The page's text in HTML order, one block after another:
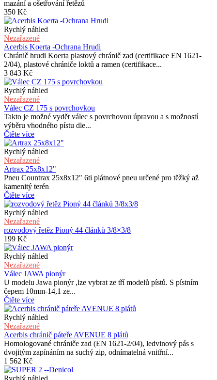
mazání a ošetřování řetězů
350 Kč
Rychlý náhled
Nezařazené
Acerbis Koerta -Ochrana Hrudi
Chránič hrudi Koerta plastový chránič zad (certifikace EN 1621-
2/04), plastové chrániče loktů a ramen (certifikace...
3 843 Kč
Rychlý náhled
Nezařazené
Válec CZ 175 s povrchovkou
Takto je možné vydět válec s povrchovou úpravou a s možností
výběru vhodného pístu dle...
Čtěte více
Rychlý náhled
Nezařazené
Artrax 25x8x12"
Pneu Countrax 25x8x12" 6ti plátnové pneu určené pro těžký až
kamenitý terén
Čtěte více
Rychlý náhled
Nezařazené
rozvodový řetěz Pioný 44 článků 3/8×3/8
199 Kč
Rychlý náhled
Nezařazené
Válec JAWA pionýr
U modelu Jawa pionýr ,lze vybrat ze tří modelů pístů. S pístním
čepem 10mm-14,1 ze...
Čtěte více
Rychlý náhled
Nezařazené
Acerbis chránič páteře AVENUE 8 plátů
Homologované chrániče zad (EN 1621-2/04), ledvinový pás s
dvojitým zapínáním na suchý zip, odnímatelná vnitřní...
1 562 Kč
Rychlý náhled